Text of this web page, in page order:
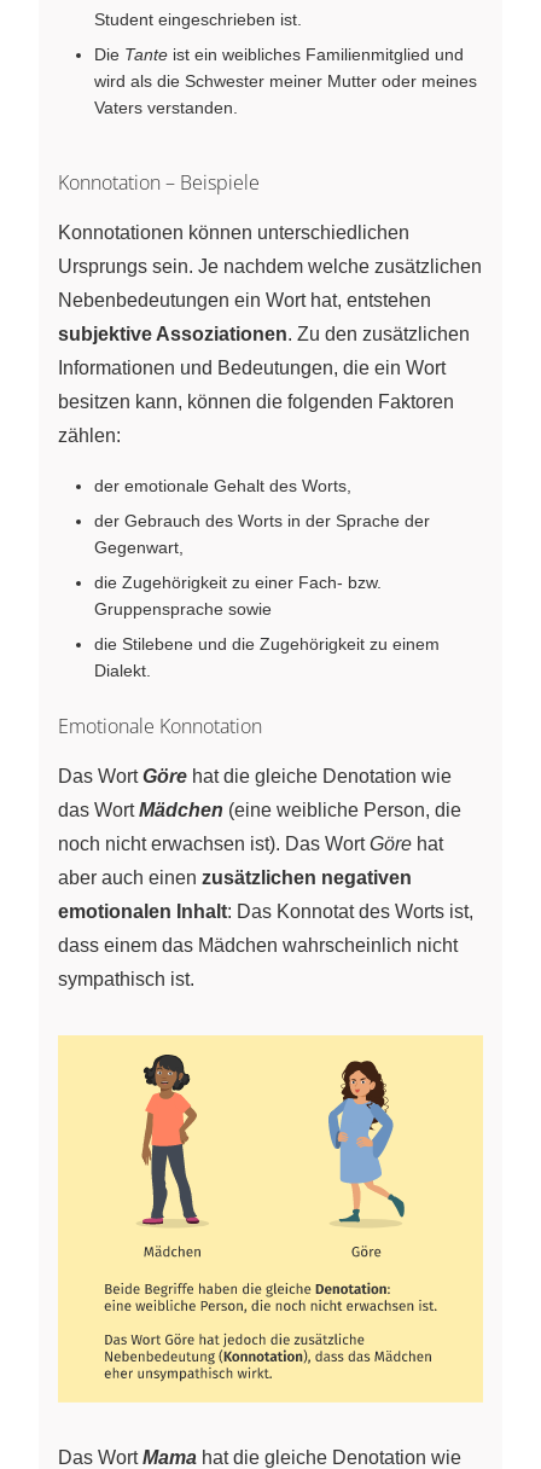
Student eingeschrieben ist.
Die Tante ist ein weibliches Familienmitglied und
wird als die Schwester meiner Mutter oder meines
Vaters verstanden.
Konnotation – Beispiele
Konnotationen können unterschiedlichen
Ursprungs sein. Je nachdem welche zusätzlichen
Nebenbedeutungen ein Wort hat, entstehen
subjektive Assoziationen. Zu den zusätzlichen
Informationen und Bedeutungen, die ein Wort
besitzen kann, können die folgenden Faktoren
zählen:
der emotionale Gehalt des Worts,
der Gebrauch des Worts in der Sprache der
Gegenwart,
die Zugehörigkeit zu einer Fach- bzw.
Gruppensprache sowie
die Stilebene und die Zugehörigkeit zu einem
Dialekt.
Emotionale Konnotation
Das WortGöre hat die gleiche Denotation wie
das WortMädchen (eine weibliche Person, die
noch nicht erwachsen ist). Das WortGöre hat
aber auch einen zusätzlichen negativen
emotionalen Inhalt: Das Konnotat des Worts ist,
dass einem das Mädchen wahrscheinlich nicht
sympathisch ist.
Das WortMama hat die gleiche Denotation wie